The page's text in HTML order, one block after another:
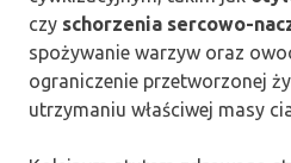
czy schorzenia sercowo-
spożywanie warzyw oraz
ograniczenie przetworzonej
utrzymaniu właściwej masy